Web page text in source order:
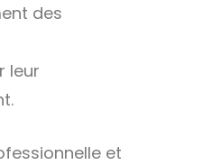
des
leur
et